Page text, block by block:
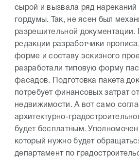
сырой и вызвала ряд нареканий
гордумы. Так, не ясен был
разрешительной документации.
редакции разработчики
форме и составу эскизного
разработали типовую форму
фасадов. Подготовка пакета
потребует финансовых затрат
недвижимости. А вот само
архитектурно-
будет бесплатным.
который нужно будет
департамент по